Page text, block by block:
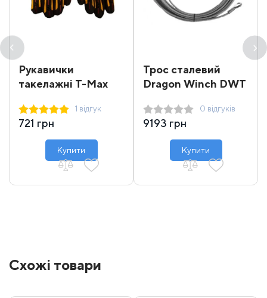
Рукавички
такелажні T-Max
1 відгук
721 грн
Купити
Трос сталевий
Dragon Winch DWT
0 відгуків
9193 грн
Купити
Схожі товари